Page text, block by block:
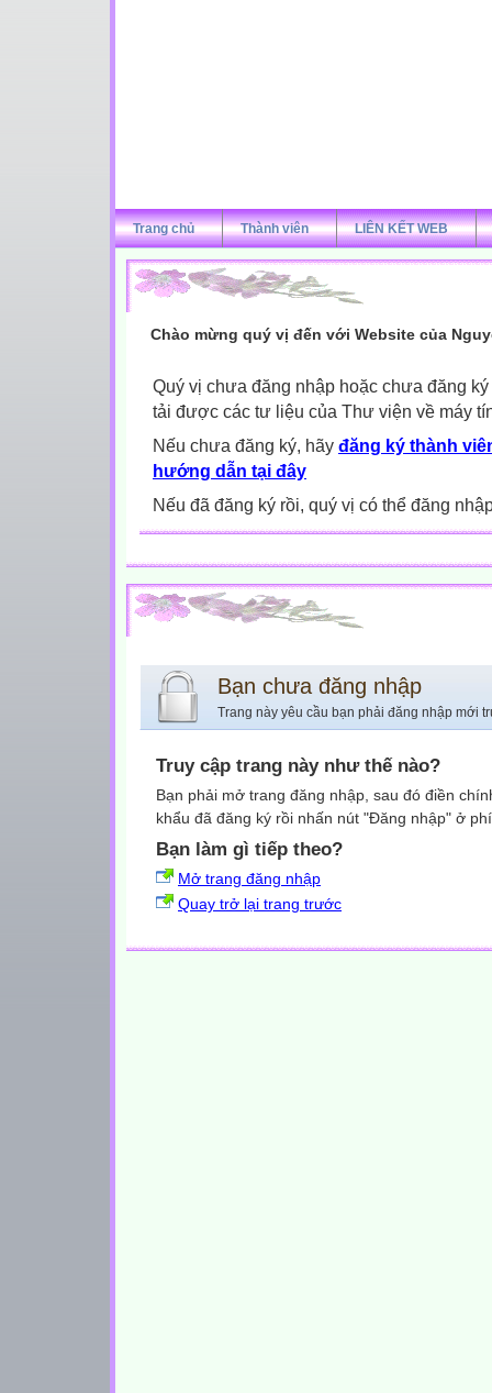
Trang chủ Thành viên LIÊN KẾT WEB
Chào mừng quý vị đến với Website của
Quý vị chưa đăng nhập hoặc chưa đăng
tải được các tư liệu của Thư viện về máy
Nếu chưa đăng ký, hãy đăng ký thành
hướng dẫn tại đây
Nếu đã đăng ký rồi, quý vị có thể đăng
Bạn chưa đăng nhập
Trang này yêu cầu bạn phải đăng nhập mới
Truy cập trang này như thế nào?
Bạn phải mở trang đăng nhập, sau đó điền
khẩu đã đăng ký rồi nhấn nút "Đăng nhập" ở
Bạn làm gì tiếp theo?
Mở trang đăng nhập
Quay trở lại trang trước